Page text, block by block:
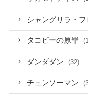
シャングリラ・フ
タコピーの原罪
ダンダダン (32)
チェンソーマン